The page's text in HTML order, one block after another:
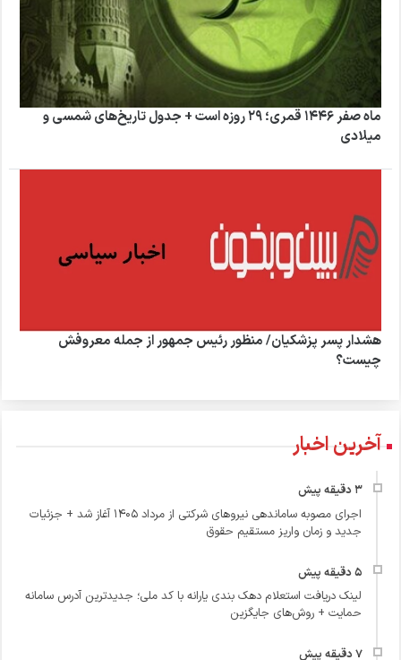
ماه صفر ۱۴۴۶ قمری؛ ۲۹ روزه است + جدول تاریخ‌های شمسی و
میلادی
هشدار پسر پزشکیان/ منظور رئیس جمهور از جمله معروفش
چیست؟
آخرین اخبار
اجرای مصوبه ساماندهی نیروهای شرکتی از مرداد ۱۴۰۵ آغاز شد + جزئیات
جدید و زمان واریز مستقیم حقوق
لینک دریافت استعلام دهک بندی یارانه با کد ملی؛ جدیدترین آدرس سامانه
حمایت + روش‌های جایگزین